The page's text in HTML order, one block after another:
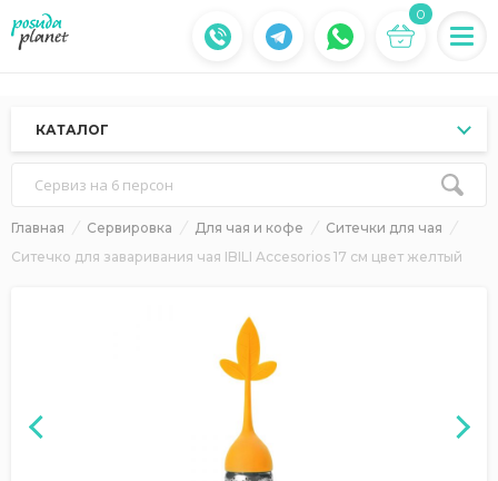
0
КАТАЛОГ
Сервиз на 6 персон
Главная Сервировка Для чая и кофе
Ситечки для чая
Ситечко для заваривания чая IBILI Accesorios 17 см цвет желтый